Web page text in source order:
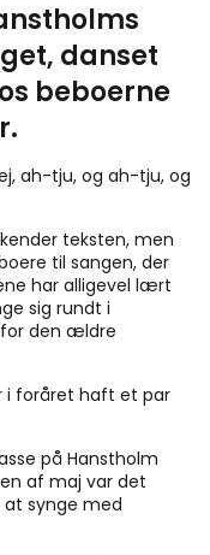
danset
beboerne
ah-tju, og ah-tju, og
teksten, men
til sangen, der
har alligevel lært
sig rundt i
den ældre
i foråret haft et par
på Hanstholm
af maj var det
synge med